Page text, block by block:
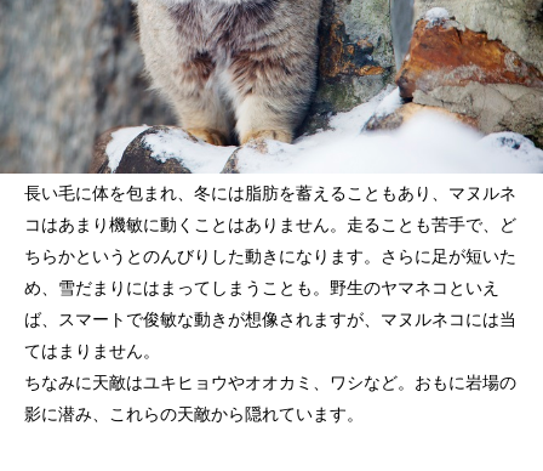
長い毛に体を包まれ、冬には脂肪を蓄えることもあり、マヌルネ
コはあまり機敏に動くことはありません。走ることも苦手で、ど
ちらかというとのんびりした動きになります。さらに足が短いた
め、雪だまりにはまってしまうことも。野生のヤマネコといえ
ば、スマートで俊敏な動きが想像されますが、マヌルネコには当
てはまりません。
ちなみに天敵はユキヒョウやオオカミ、ワシなど。おもに岩場の
影に潜み、これらの天敵から隠れています。